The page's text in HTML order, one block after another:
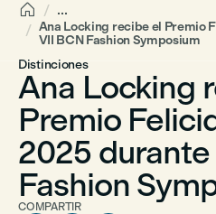
 ...
Ana Locking recibe el Premio
VII BCN Fashion Symposium
Distinciones
Ana Locking
Premio
2025 durante
Fashion
COMPARTIR